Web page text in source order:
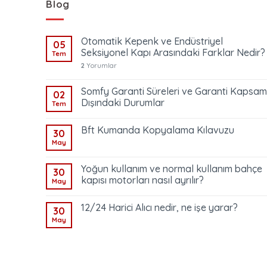
Blog
05
Tem
Otomatik Kepenk ve Endüstriyel
Seksiyonel Kapı Arasındaki Farklar Nedir?
2 Yorumlar
02
Tem
Somfy Garanti Süreleri ve Garanti
Dışındaki Durumlar
30
May
Bft Kumanda Kopyalama Kılavuzu
30
May
Yoğun kullanım ve normal kullanım bahçe
kapısı motorları nasıl ayrılır?
30
May
12/24 Harici Alıcı nedir, ne işe yarar?